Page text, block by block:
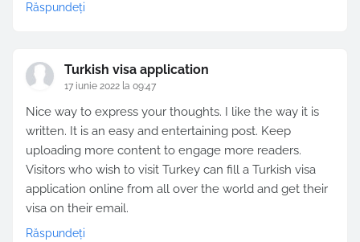
Răspundeți
Turkish visa application
17 iunie 2022 la 09:47
Nice way to express your thoughts. I like the way it is
written. It is an easy and entertaining post. Keep
uploading more content to engage more readers.
Visitors who wish to visit Turkey can fill a Turkish visa
application online from all over the world and get their
visa on their email.
Răspundeți